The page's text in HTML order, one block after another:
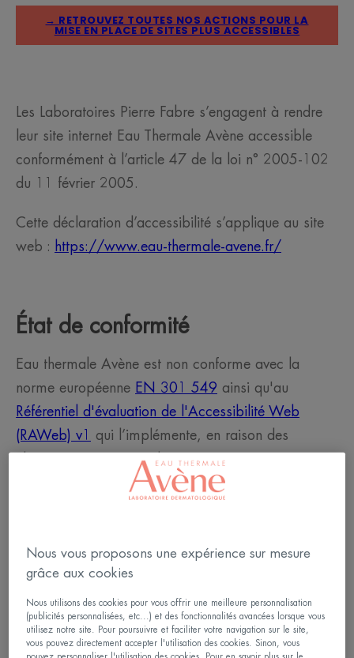
→ RETROUVEZ TOUTES NOS ACTIONS POUR LA
MISE EN PLACE DE SITES PLUS ACCESSIBLES
Les Laboratoires Pierre Fabre s’engagent à rendre
leur site internet Eau Thermale Avène accessible
conformément à l’article 47 de la loi n° 2005-102
du 11 février 2005.
Cette déclaration d’accessibilité s’applique au site
web : https://www.eau-thermale-avene.fr/
État de conformité
Eau thermale Avène est non conforme avec la
norme européenne EN 301 549 ainsi qu'au
Référentiel d'évaluation de l'Accessibilité Web
(RAWeb) v1
qui l’implémente, en raison des
éléments énumérés ci-dessous.
L’audit de conformité au RAWEB 1 réalisé par la
société Temesis révèle que :
59,7 %des critères RAWeb sont respectés.
Nous vous proposons une expérience sur mesure
grâce aux cookies
Nous utilisons des cookies pour vous offrir une meilleure personnalisation
(publicités personnalisées, etc...) et des fonctionnalités avancées lorsque vous
utilisez notre site. Pour poursuivre et faciliter votre navigation sur le site,
vous pouvez directement accepter l'utilisation des cookies. Sinon, vous